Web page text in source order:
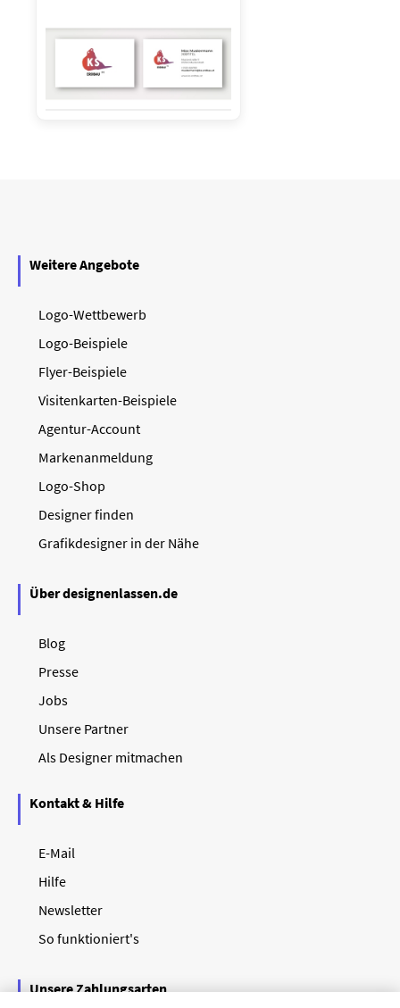
Weitere Angebote
Logo-Wettbewerb
Logo-Beispiele
Flyer-Beispiele
Visitenkarten-Beispiele
Agentur-Account
Markenanmeldung
Logo-Shop
Designer finden
Grafikdesigner in der Nähe
Über designenlassen.de
Blog
Presse
Jobs
Unsere Partner
Als Designer mitmachen
Kontakt & Hilfe
E-Mail
Hilfe
Newsletter
So funktioniert's
Unsere Zahlungsarten